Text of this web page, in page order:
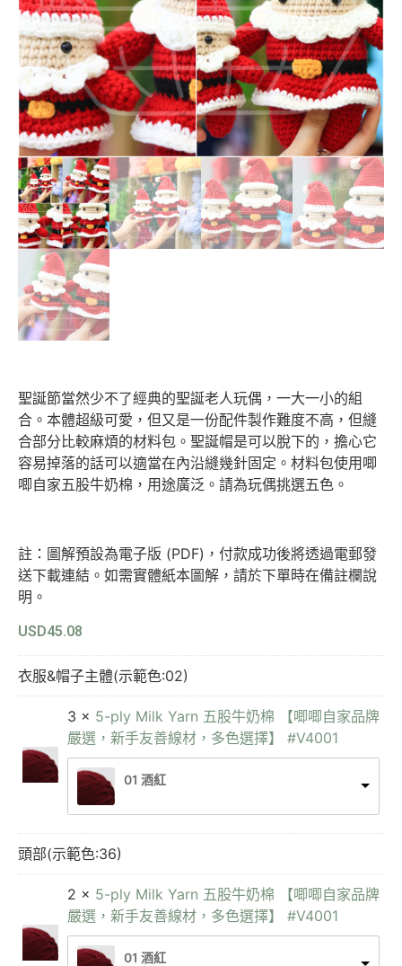
聖誕節當然少不了經典的聖誕老人玩偶，一大一小的組
合。本體超級可愛，但又是一份配件製作難度不高，但縫
合部分比較麻煩的材料包。聖誕帽是可以脫下的，擔心它
容易掉落的話可以適當在內沿縫幾針固定。材料包使用唧
唧自家五股牛奶棉，用途廣泛。請為玩偶挑選五色。
註：圖解預設為電子版 (PDF)，付款成功後將透過電郵發
送下載連結。如需實體紙本圖解，請於下單時在備註欄說
明。
USD45.08
衣服&帽子主體(示範色:02)
3 × 5-ply Milk Yarn 五股牛奶棉 【唧唧自家品牌
嚴選，新手友善線材，多色選擇】 #V4001
01 酒紅
頭部(示範色:36)
2 × 5-ply Milk Yarn 五股牛奶棉 【唧唧自家品牌
嚴選，新手友善線材，多色選擇】 #V4001
01 酒紅